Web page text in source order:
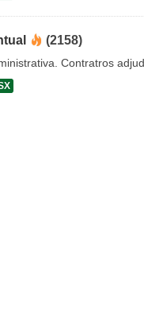
(2158)
Contratros